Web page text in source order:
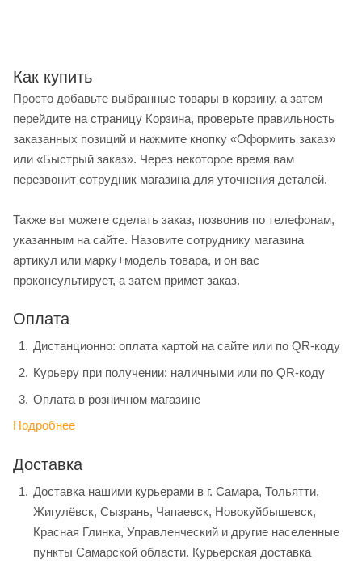
Как купить
Просто добавьте выбранные товары в корзину, а затем
перейдите на страницу Корзина, проверьте правильность
заказанных позиций и нажмите кнопку «Оформить заказ»
или «Быстрый заказ». Через некоторое время вам
перезвонит сотрудник магазина для уточнения деталей.
Также вы можете сделать заказ, позвонив по телефонам,
указанным на сайте. Назовите сотруднику магазина
артикул или марку+модель товара, и он вас
проконсультирует, а затем примет заказ.
Оплата
Дистанционно: оплата картой на сайте или по QR-коду
Курьеру при получении: наличными или по QR-коду
Оплата в розничном магазине
Подробнее
Доставка
Доставка нашими курьерами в г. Самара, Тольятти,
Жигулёвск, Сызрань, Чапаевск, Новокуйбышевск,
Красная Глинка, Управленческий и другие населенные
пункты Самарской области. Курьерская доставка